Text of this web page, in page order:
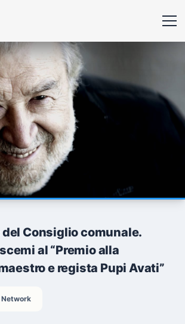
Consiglio comunale.
al “Premio alla
e regista Pupi Avati”